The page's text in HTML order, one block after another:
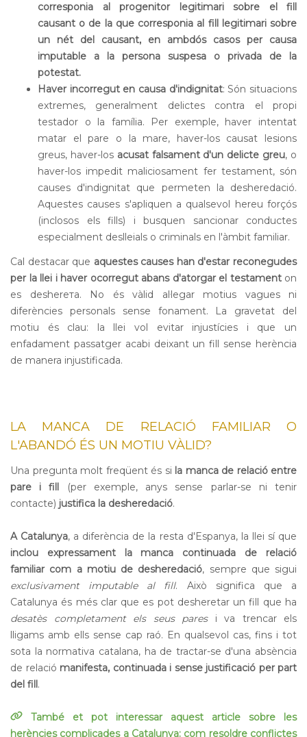
corresponia al progenitor legitimari sobre el fill
causant o de la que corresponia al fill legitimari sobre
un nét del causant, en ambdós casos per causa
imputable a la persona suspesa o privada de la
potestat.
Haver incorregut en causa d'indignitat: Són situacions
extremes, generalment delictes contra el propi
testador o la família. Per exemple, haver intentat
matar el pare o la mare, haver-los causat lesions
greus, haver-los acusat falsament d'un delicte greu, o
haver-los impedit maliciosament fer testament, són
causes d'indignitat que permeten la desheredació.
Aquestes causes s'apliquen a qualsevol hereu forçós
(inclosos els fills) i busquen sancionar conductes
especialment deslleials o criminals en l'àmbit familiar.
Cal destacar que aquestes causes han d'estar reconegudes
per la llei i haver ocorregut abans d'atorgar el testamenton
es deshereта. No és vàlid al·legar motius vagues ni
diferències personals sense fonament. La gravetat del
motiu és clau: la llei vol evitar injustícies i que un
enfadament passatger acabi deixant un fill sense herència
de manera injustificada.
LA MANCA DE RELACIÓ FAMILIAR O
L'ABANDÓ ÉS UN MOTIU VÀLID?
Una pregunta molt freqüent és si la manca de relació entre
pare i fill (per exemple, anys sense parlar-se ni tenir
contacte) justifica la desheredació.
A Catalunya, a diferència de la resta d'Espanya, la llei sí que
inclou expressament la manca continuada de relació
familiar com a motiu de desheredació, sempre que sigui
exclusivament imputable al fill. Això significa que a
Catalunya és més clar que es pot desheretar un fill que ha
desatès completament els seus paresi va trencar els
lligams amb ells sense cap raó. En qualsevol cas, fins i tot
sota la normativa catalana, ha de tractar-se d'una absència
de relació manifesta, continuada i sense justificació per part
del fill.
També et pot interessar aquest article sobre les
herències complicades a Catalunya: com resoldre conflictes